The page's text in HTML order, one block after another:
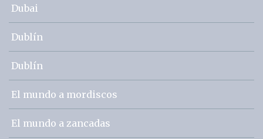
Dubai
Dublín
Dublín
El mundo a mordiscos
El mundo a zancadas